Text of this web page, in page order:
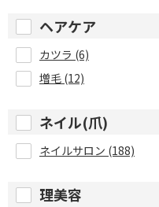
ヘアケア
カツラ (6)
増毛 (12)
ネイル(爪)
ネイルサロン (188)
理美容